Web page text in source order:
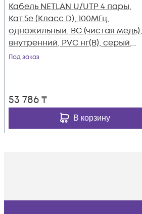
Кабель NETLAN U/UTP 4 пары,
Кат.5e (Класс D), 100МГц,
одножильный, BC (чистая медь),
внутренний, PVC нг(B), серый,
305м
Под заказ
53 786₸
В корзину